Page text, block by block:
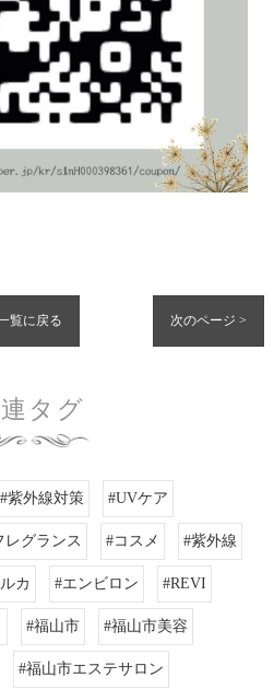
覧に戻る 次のページ >
タグ
#紫外線対策 #UVケア
レグランス #コスメ #紫外線
カ #エンビロン #REVI
#福山市 #福山市美容
#福山市エステサロン